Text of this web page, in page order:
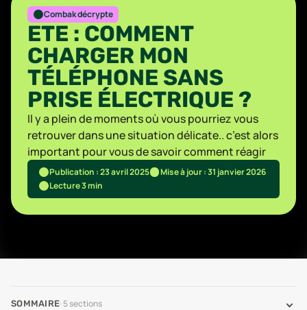
Combak décrypte
ETE : COMMENT
CHARGER MON
TÉLÉPHONE SANS
PRISE ÉLECTRIQUE ?
Il y a plein de moments où vous pourriez vous
retrouver dans une situation délicate.. c’est alors
important pour vous de savoir comment réagir
Publication : 23 avril 2025
Mise à jour : 31 janvier 2026
Lecture 3 min
SOMMAIRE· 5sections